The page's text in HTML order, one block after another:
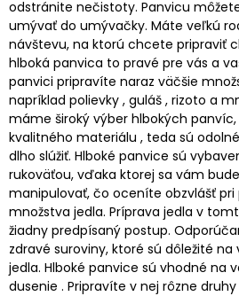
odstránite nečistoty. Panvicu
umývať do umývačky. Máte veľkú
návštevu, na ktorú chcete pripraviť
hlboká panvica to pravé pre vás a
panvici pripravíte naraz väčšie
napríklad polievky , guláš , rizoto a
máme široký výber hlbokých
kvalitného materiálu , teda sú
dlho slúžiť. Hlboké panvice sú
rukoväťou, vďaka ktorej sa vám
manipulovať, čo oceníte obzvlášť pri
množstva jedla. Príprava jedla v
žiadny predpísaný postup.
zdravé suroviny, ktoré sú dôležité
jedla. Hlboké panvice sú vhodné na
dusenie . Pripravíte v nej rôzne